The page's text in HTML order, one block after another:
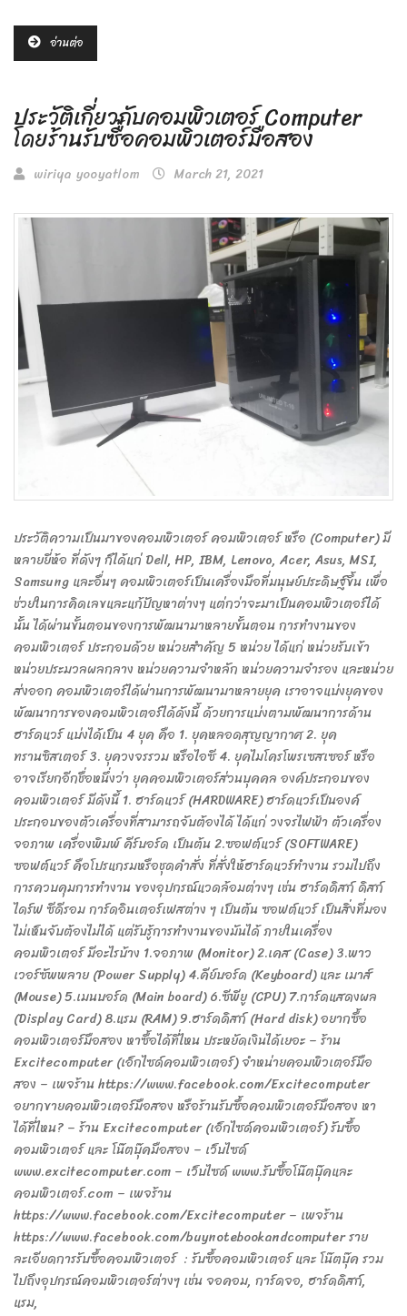
อ่านต่อ
ประวัติเกี่ยวกับคอมพิวเตอร์ Computer
โดยร้านรับซื้อคอมพิวเตอร์มือสอง
wiriya yooyatlom March 21, 2021
ประวัติความเป็นมาของคอมพิวเตอร์ คอมพิวเตอร์ หรือ (Computer) มี
หลายยี่ห้อ ที่ดังๆ ก็ได้แก่ Dell, HP, IBM, Lenovo, Acer, Asus, MSI,
Samsung และอื่นๆ คอมพิวเตอร์เป็นเครื่องมือที่มนุษย์ประดิษฐ์ขึ้น เพื่อ
ช่วยในการคิดเลขและแก้ปัญหาต่างๆ แต่กว่าจะมาเป็นคอมพิวเตอร์ได้
นั้น ได้ผ่านขั้นตอนของการพัฒนามาหลายขั้นตอน การทำงานของ
คอมพิวเตอร์ ประกอบด้วย หน่วยสำคัญ 5 หน่วย ได้แก่ หน่วยรับเข้า
หน่วยประมวลผลกลาง หน่วยความจำหลัก หน่วยความจำรอง และหน่วย
ส่งออก คอมพิวเตอร์ได้ผ่านการพัฒนามาหลายยุค เราอาจแบ่งยุคของ
พัฒนาการของคอมพิวเตอร์ได้ดังนี้ ด้วยการแบ่งตามพัฒนาการด้าน
ฮาร์ดแวร์ แบ่งได้เป็น 4 ยุค คือ 1. ยุคหลอดสุญญากาศ 2. ยุค
ทรานซิสเตอร์ 3. ยุควงจรรวม หรือไอซี 4. ยุคไมโครโพรเซสเซอร์ หรือ
อาจเรียกอีกชื่อหนึ่งว่า ยุคคอมพิวเตอร์ส่วนบุคคล องค์ประกอบของ
คอมพิวเตอร์ มีดังนี้ 1. ฮาร์ดแวร์ (HARDWARE) ฮาร์ดแวร์เป็นองค์
ประกอบของตัวเครื่องที่สามารถจับต้องได้ ได้แก่ วงจรไฟฟ้า ตัวเครื่อง
จอภาพ เครื่องพิมพ์ คีร์บอร์ด เป็นต้น 2.ซอฟต์แวร์ (SOFTWARE)
ซอฟต์แวร์ คือโปรแกรมหรือชุดคำสั่ง ที่สั่งให้ฮาร์ดแวร์ทำงาน รวมไปถึง
การควบคุมการทำงาน ของอุปกรณ์แวดล้อมต่างๆ เช่น ฮาร์ดดิสก์ ดิสก์
ไดร์ฟ ซีดีรอม การ์ดอินเตอร์เฟสต่าง ๆ เป็นต้น ซอฟต์แวร์ เป็นสิ่งที่มอง
ไม่เห็นจับต้องไม่ได้ แต่รับรู้การทำงานของมันได้ ภายในเครื่อง
คอมพิวเตอร์ มีอะไรบ้าง 1.จอภาพ (Monitor) 2.เคส (Case) 3.พาว
เวอร์ซัพพลาย (Power Supply) 4.คีย์บอร์ด (Keyboard) และ เมาส์
(Mouse) 5.เมนบอร์ด (Main board) 6.ซีพียู (CPU) 7.การ์ดแสดงผล
(Display Card) 8.แรม (RAM) 9.ฮาร์ดดิสก์ (Hard disk) อยากซื้อ
คอมพิวเตอร์มือสอง หาซื้อได้ที่ไหน ประหยัดเงินได้เยอะ – ร้าน
Excitecomputer (เอ็กไซด์คอมพิวเตอร์) จำหน่ายคอมพิวเตอร์มือ
สอง – เพจร้าน https://www.facebook.com/Excitecomputer
อยากขายคอมพิวเตอร์มือสอง หรือร้านรับซื้อคอมพิวเตอร์มือสอง หา
ได้ที่ไหน? – ร้าน Excitecomputer (เอ็กไซด์คอมพิวเตอร์) รับซื้อ
คอมพิวเตอร์ และ โน๊ตบุ๊คมือสอง – เว็บไซด์
www.excitecomputer.com – เว็บไซด์ www.รับซื้อโน๊ตบุ๊คและ
คอมพิวเตอร์.com – เพจร้าน
https://www.facebook.com/Excitecomputer – เพจร้าน
https://www.facebook.com/buynotebookandcomputer ราย
ละเอียดการรับซื้อคอมพิวเตอร์ : รับซื้อคอมพิวเตอร์ และ โน๊ตบุ๊ค รวม
ไปถึงอุปกรณ์คอมพิวเตอร์ต่างๆ เช่น จอคอม, การ์ดจอ, ฮาร์ดดิสก์,
แรม,